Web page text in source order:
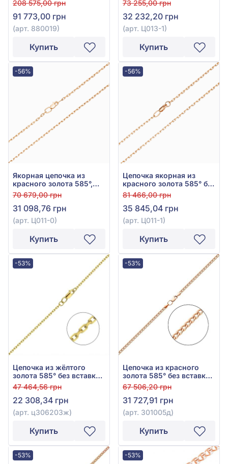
208 575,00 грн
91 773,00 грн
(арт. 880019)
Купить
73 255,00 грн
32 232,20 грн
(арт. Ц013-1)
Купить
-56%
Якорная цепочка из
красного золота 585°,
арт. Ц011-0
70 679,00 грн
31 098,76 грн
(арт. Ц011-0)
Купить
-56%
Цепочка якорная из
красного золота 585° без
вставки, арт. Ц011-1
81 466,00 грн
35 845,04 грн
(арт. Ц011-1)
Купить
-53%
Цепочка из жёлтого
золота 585° без вставки,
арт. ц306203ж
47 464,56 грн
22 308,34 грн
(арт. ц306203ж)
Купить
-53%
Цепочка из красного
золота 585° без вставки,
арт. 301005д
67 506,20 грн
31 727,91 грн
(арт. 301005д)
Купить
-53% -53%